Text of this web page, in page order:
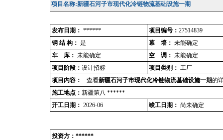
项目名称:新疆石河子市现代化冷链物流基础设施一期
发布日期： ****** 项目编号： 27514839
钢 结 构： 是 幕 墙： 未能确定
车 库： 未能确定 空 调： 未能确定
项目阶段： 设计招标 项目类别： 工厂
项目内容：
查看新疆石河子市现代化冷链物流基础设施一期的
施工地点： 新疆第八 ******
开工日期： 2026-06 竣工日期： 尚未确定
投资方：******